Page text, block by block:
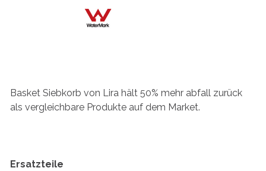
Basket Siebkorb von Lira hält 50% mehr abfall zurück
als vergleichbare Produkte auf dem Market.
Ersatzteile